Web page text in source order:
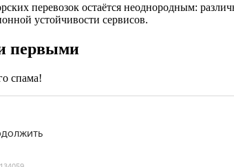
перевозок остаётся неоднородным:
устойчивости сервисов.
первыми
спама!